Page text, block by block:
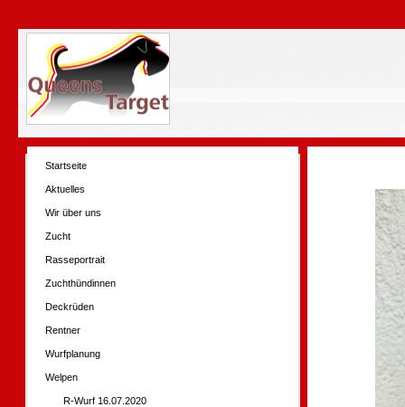
Startseite
Aktuelles
Wir über uns
Zucht
Rasseportrait
Zuchthündinnen
Deckrüden
Rentner
Wurfplanung
Welpen
R-Wurf 16.07.2020